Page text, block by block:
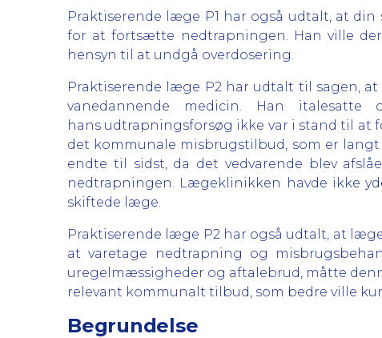
Praktiserende læge P1 har også udtalt, at
for at fortsætte nedtrapningen. Han ville
hensyn til at undgå overdosering.
Praktiserende læge P2 har udtalt til sagen,
vanedannende medicin. Han
hans udtrapningsforsøg ikke var i stand til
det kommunale misbrugstilbud, som er
endte til sidst, da det vedvarende blev
nedtrapningen. Lægeklinikken havde ikke
skiftede læge.
Praktiserende læge P2 har også udtalt, at
at varetage nedtrapning og
uregelmæssigheder og aftalebrud, måtte
relevant kommunalt tilbud, som bedre ville
Begrundelse